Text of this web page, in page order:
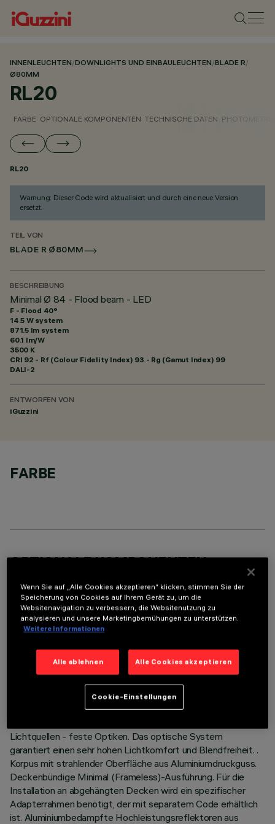
INNENLEUCHTEN/DOWNLIGHTS UND EINBAULEUCHTEN/BLADE R/
Ø80MM
RL20
FARBE OPTIONALE KOMPONENTEN TECHNISCHE DATEN
RL20
Warnung: Dieser Code wird aktualisiert und durch eine neue Version
ersetzt.
TEIL VON
BLADE R Ø80MM
BESCHREIBUNG
Minimal Ø 84 - Flood beam - LED
F - Flood 40°
14.5 W system
871.5 lm system
60.1 lm/W
3500 K
CRI 92 - Rf (Colour Fidelity Index) 93 - Rg (Gamut Index) 99
DALI-2
ENTWORFEN VON
iGuzzini
FARBE
OPTIONALE KOMPONENTEN
TECHNISCHE DATEN
Lichtquellen - feste Optiken. Das optische System
garantiert einen sehr hohen Lichtkomfort und Blendfreiheit. .
Korpus mit strahlender Oberfläche aus Aluminiumdruckguss.
Deckenbündige Minimal (Frameless)-Ausführung. Für die
Installation an abgehängten Decken wird ein spezifischer
Adapterrahmen benötigt, der mit separatem Code erhältlich
ist. Aluminiumbedampfte Hochleistungsreflektoren aus
Wenn Sie auf „Alle Cookies akzeptieren“ klicken, stimmen Sie der
Speicherung von Cookies auf Ihrem Gerät zu, um die
Websitenavigation zu verbessern, die Websitenutzung zu
analysieren und unsere Marketingbemühungen zu unterstützen.
Weitere Informationen
Alle ablehnen Alle Cookies akzeptieren
Cookie-Einstellungen